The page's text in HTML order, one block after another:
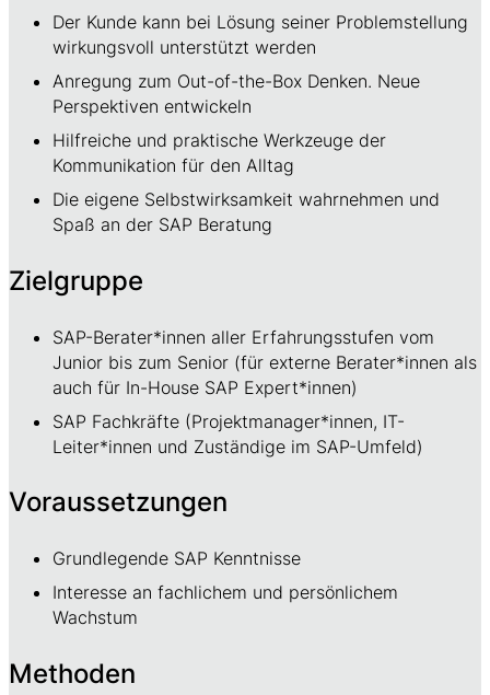
Der Kunde kann bei Lösung seiner Problemstellung
wirkungsvoll unterstützt werden
Anregung zum Out-of-the-Box Denken. Neue
Perspektiven entwickeln
Hilfreiche und praktische Werkzeuge der
Kommunikation für den Alltag
Die eigene Selbstwirksamkeit wahrnehmen und
Spaß an der SAP Beratung
Zielgruppe
SAP-Berater*innen aller Erfahrungsstufen vom
Junior bis zum Senior (für externe Berater*innen als
​auch für In-House SAP Expert*innen)
SAP Fachkräfte (Projektmanager*innen, IT-
Leiter*innen und Zuständige im SAP-Umfeld)
Voraussetzungen
Grundlegende SAP Kenntnisse
Interesse an fachlichem und persönlichem
Wachstum
Methoden